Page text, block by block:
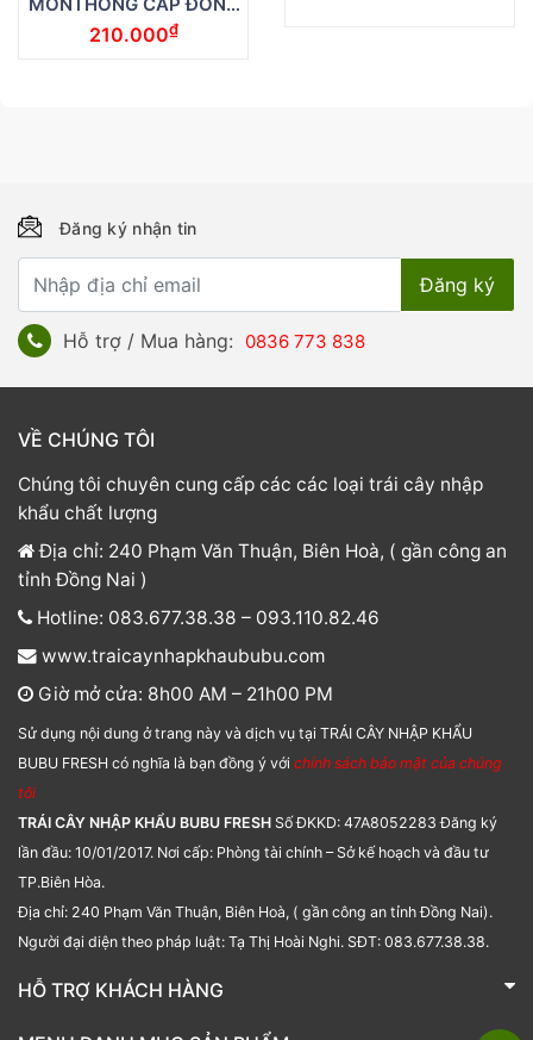
MONTHONG CẤP ĐÔNG
400G
210.000₫
Đăng ký nhận tin
Hỗ trợ / Mua hàng: 0836 773 838
VỀ CHÚNG TÔI
Chúng tôi chuyên cung cấp các các loại trái cây nhập
khẩu chất lượng
Địa chỉ: 240 Phạm Văn Thuận, Biên Hoà, ( gần công an
tỉnh Đồng Nai )
Hotline: 083.677.38.38 – 093.110.82.46
www.traicaynhapkhaububu.com
Giờ mở cửa: 8h00 AM – 21h00 PM
Sử dụng nội dung ở trang này và dịch vụ tại TRÁI CÂY NHẬP KHẨU
BUBU FRESH có nghĩa là bạn đồng ý với chính sách bảo mật của chúng
tôi
TRÁI CÂY NHẬP KHẨU BUBU FRESH Số ĐKKD: 47A8052283 Đăng ký
lần đầu: 10/01/2017. Nơi cấp: Phòng tài chính – Sở kế hoạch và đầu tư
TP.Biên Hòa.
Địa chỉ: 240 Phạm Văn Thuận, Biên Hoà, ( gần công an tỉnh Đồng Nai).
Người đại diện theo pháp luật: Tạ Thị Hoài Nghi. SĐT: 083.677.38.38.
HỖ TRỢ KHÁCH HÀNG